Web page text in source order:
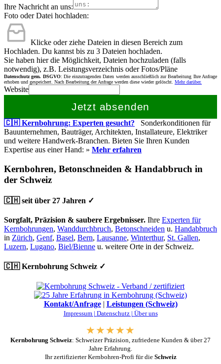
Ihre Nachricht an uns:
Foto oder Datei hochladen:
Klicke oder ziehe Dateien in diesen Bereich zum
Hochladen. Du kannst bis zu 3 Dateien hochladen.
Sie haben hier die Möglichkeit, Dateien hochzuladen (falls
notwendig), z.B. Leistungsverzeichnis oder Fotos/Pläne
Datenschutz gem. DSGVO: Die einzutragenden Daten werden ausschließlich zur Bearbeitung Ihre Anfrage
erhoben und gespeichert. Nach Bearbeitung der Anfrage werden diese wieder gelöscht. Mehr darüber.
Website
Jetzt absenden
🇨🇭 Kernbohrung: Experten gesucht? Sonderkonditionen für
Bauunternehmen, Bauträger, Architekten, Installateure, Elektriker
und weitere Handwerk-Branchen. Bieten Sie Ihren Kunden
Expertise aus einer Hand: » Mehr erfahren
Kernbohren, Betonschneiden & Handabbruch in
der Schweiz
🇨🇭 seit über 27 Jahren ✓
Sorgfalt, Präzision & saubere Ergebnisser. Ihre Experten für
Kernbohrungen, Wanddurchbruch, Betonschneiden u. Handabbruch
in Zürich, Genf, Basel, Bern, Lausanne, Winterthur, St. Gallen,
Luzern, Lugano, Biel/Bienne u. weitere Orte in der Schweiz.
🇨🇭 Kernbohrung Schweiz ✓
Kontakt/Anfrage| Leistungen (Schweiz)
Impressum | Datenschutz | Über uns
Kernbohrung Schweiz: Schweizer Präzision, zufriedene Kunden & über 27
Jahre Erfahrung.
Ihr zertifizierter Kernbohren-Profi für die Schweiz